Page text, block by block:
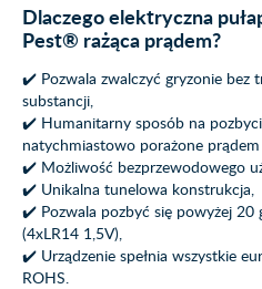
Dlaczego elektryczna
Pest® rażąca prądem?
✔️ Pozwala zwalczyć gryzonie bez
substancji,
✔️ Humanitarny sposób na
natychmiastowo porażone
✔️ Możliwość bezprzewodowego
✔️ Unikalna tunelowa konstrukcja,
✔️ Pozwala pozbyć się powyżej 20
(4xLR14 1,5V),
✔️ Urządzenie spełnia wszystkie
ROHS.